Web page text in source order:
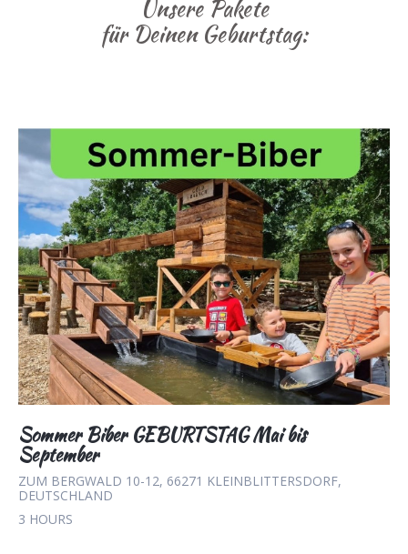
Unsere Pakete
für Deinen Geburtstag:
Sommer Biber GEBURTSTAG Mai bis
September
ZUM BERGWALD 10-12, 66271 KLEINBLITTERSDORF,
DEUTSCHLAND
3 HOURS